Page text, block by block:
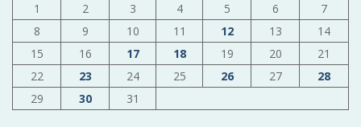
1
2 3 4 5 6
7
8
9 10 11 12 13
14
15
16 17 18 19 20
21
22
23 24 25 26 27
28
29
30 31